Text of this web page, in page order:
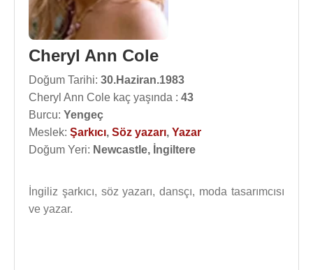
Cheryl Ann Cole
Doğum Tarihi: 30.Haziran.1983
Cheryl Ann Cole kaç yaşında : 43
Burcu: Yengeç
Meslek: Şarkıcı, Söz yazarı, Yazar
Doğum Yeri: Newcastle, İngiltere
İngiliz şarkıcı, söz yazarı, dansçı, moda tasarımcısı
ve yazar.